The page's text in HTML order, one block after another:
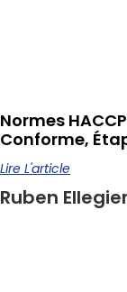
Normes
Conforme,
Lire L'article
Ruben